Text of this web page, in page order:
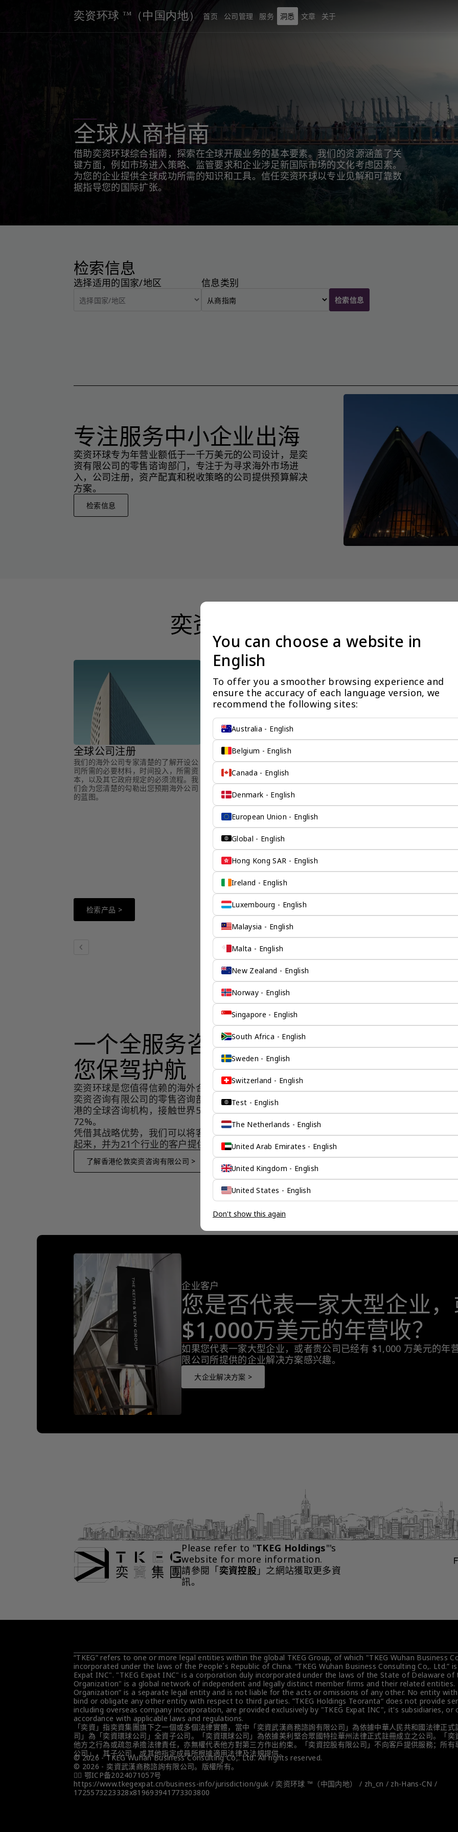
奕资环球 ™（中国内地） 首页 公司管理 服务 洞悉 文章 关于
全球从商指南
借助奕资环球综合指南，探索在全球开展业务的基本要素。我们的资源涵盖了关
键方面，例如市场进入策略、监管要求和企业涉足新国际市场的文化考虑因素。
为您的企业提供全球成功所需的知识和工具。信任奕资环球以专业见解和可靠数
据指导您的国际扩张。
检索信息
选择适用的国家/地区 信息类别
检索信息
专注服务中小企业出海
奕资环球专为年营业额低于一千万美元的公司设计，是奕
资有限公司的零售谘询部门，专注于为寻求海外市场进
入，公司注册，资产配寘和税收策略的公司提供预算解决
方案。
检索信息
奕资环球 ™（中国内地） 企
检索所有产品 >
全球公司注册
我们的海外公司专家清楚的了解开设公
司所需的必要材料，时间投入，所需资
本，以及其它政府规定的必须流程。我
们会为您清楚的勾勒出您预期海外公司
的蓝图。
检索产品 >
全球公司年审
在海外做生意从来没有这么容易过。奕
资环球见解深刻的合规专家为您解决所
有可能的工商问题，让您可以像在祖国
一样顺利地在海外开展业务。
检索产品 >
全球做账报税
chevron_left
一个全服务咨询公司为
您保驾护航
奕资环球是您值得信赖的海外合作伙伴。我们是香港伦敦
奕资咨询有限公司的零售咨询部门，这是一家总部位于香
港的全球咨询机构，接触世界50个市场，约占全球GDP的
72%。
凭借其战略优势，我们可以将客户与全球市场的机遇联系
起来，并为21个行业的客户提供服务。
了解香港伦敦奕资咨询有限公司 >
企业客户
您是否代表一家大型企业
$1,000万美元的年营收？
如果您代表一家大型企业，或者贵公司已经有 $1,000 万美元的年
限公司所提供的企业解决方案感兴趣。
大企业解决方案 >
You can choose a website in
English
To offer you a smoother browsing experience and
ensure the accuracy of each language version, we
recommend the following sites:
Australia - English
Belgium - English
Canada - English
Denmark - English
European Union - English
Global - English
Hong Kong SAR - English
Ireland - English
Luxembourg - English
Malaysia - English
Malta - English
New Zealand - English
Norway - English
Singapore - English
South Africa - English
Sweden - English
Switzerland - English
Test - English
The Netherlands - English
United Arab Emirates - English
United Kingdom - English
United States - English
Don't show this again
Please refer to "TKEG Holdings"'s
website for more information.
請參閱「奕資控股 」之網站獲取更多資
訊。
“TKEG” refers to one or more legal entities within the global TKEG Group, of which "TKEG Wuhan Business
incorporated under the laws of the People´s Republic of China. “TKEG Wuhan Business Consulting Co,. Ltd.”
Expat INC". "TKEG Expat INC" is a corporation duly incorporated under the laws of the State of Delaware of
Organization" is a global network of independent and legally distinct member firms and their related entities.
Organization“ is a separate legal entity and is not liable for the acts or omissions of any other. No entity
bind or obligate any other entity with respect to third parties. ”TKEG Holdings Teoranta“ does not provide
including overseas company incorporation, are provided exclusively by "TKEG Expat INC", it's subsidiaries,
accordance with applicable laws and regulations.
「奕資」指奕資集團旗下之一個或多個法律實體，當中「奕資武漢商務諮詢有限公司」為依據中華人民共和國法律正
司」為「奕資環球公司」全資子公司。「奕資環球公司」為依據美利堅合眾國特拉華州法律正式註冊成立之公司。「
他方之行為或疏忽承擔法律責任，亦無權代表他方對第三方作出約束。「奕資控股有限公司」不向客戶提供服務；所
公司」，其子公司，或其他指定成員所根據適用法律及法規提供。
© 2026 - TKEG Wuhan Business Consulting Co,. Ltd. All rights reserved.
© 2026 - 奕資武漢商務諮詢有限公司。版權所有。
👮‍♀️ 鄂ICP备2024071057号
https://www.tkegexpat.cn/business-info/jurisdiction/guk / 奕资环球 ™（中国内地） / zh_cn / zh-Hans-CN /
1725573223328x819693941773303800